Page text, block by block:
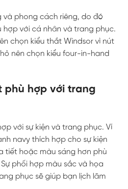
và phong cách riêng, do đó
hợp với cá nhân và trang phục.
chọn kiểu thắt Windsor vì nút
nên chọn kiểu four-in-hand
phù hợp với trang
với sự kiện và trang phục. Ví
navy thích hợp cho sự kiện
tiết hoặc màu sáng hơn phù
phối hợp màu sắc và họa
phục sẽ giúp bạn lịch lãm